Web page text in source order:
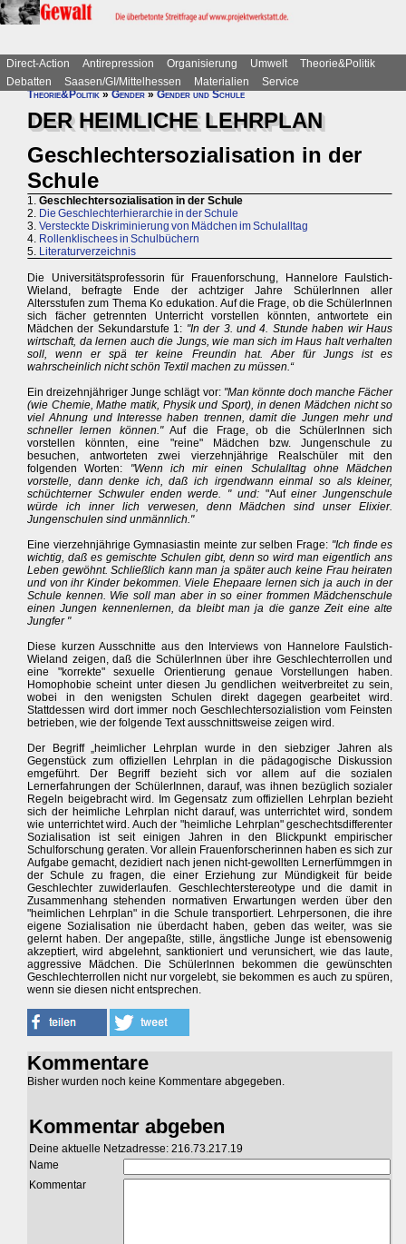
Direct-Action Antirepression Organisierung Umwelt
Theorie&Politik
Debatten
Saasen/GI/Mittelhessen Materialien
Service
Theorie&Politik»Gender»Gender und Schule
DER HEIMLICHE LEHRPLAN
Geschlechtersozialisation in der
Schule
1. Geschlechtersozialisation in der Schule
2. Die Geschlechterhierarchie in der Schule
3. Versteckte Diskriminierung von Mädchen im Schulalltag
4. Rollenklischees in Schulbüchern
5. Literaturverzeichnis
Die Universitätsprofessorin für Frauenforschung, Hannelore Faulstich-
Wieland, befragte Ende der achtziger Jahre SchülerInnen aller
Altersstufen zum Thema Ko edukation. Auf die Frage, ob die SchülerInnen
sich fächer getrennten Unterricht vorstellen könnten, antwortete ein
Mädchen der Sekundarstufe 1: "In der 3. und 4. Stunde haben wir Haus
wirtschaft, da lernen auch die Jungs, wie man sich im Haus halt verhalten
soll, wenn er spä ter keine Freundin hat. Aber für Jungs ist es
wahrscheinlich nicht schön Textil machen zu müssen.“
Ein dreizehnjähriger Junge schlägt vor: "Man könnte doch manche Fächer
(wie Chemie, Mathe matik, Physik und Sport), in denen Mädchen nicht so
viel Ahnung und Interesse haben trennen, damit die Jungen mehr und
schneller lernen können."Auf die Frage, ob die SchülerInnen sich
vorstellen könnten, eine "reine" Mädchen bzw. Jungenschule zu
besuchen, antworteten zwei vierzehnjährige Realschüler mit den
folgenden Worten:
"Wenn ich mir einen Schulalltag ohne Mädchen
vorstelle, dann denke ich, daß ich irgendwann einmal so als kleiner,
schüchterner Schwuler enden werde. " und:"Aufeiner Jungenschule
würde ich inner lich verwesen, denn Mädchen sind unser Elixier.
Jungenschulen sind unmännlich."
Eine vierzehnjährige Gymnasiastin meinte zur selben Frage: "Ich finde es
wichtig, daß es gemischte Schulen gibt, denn so wird man eigentlich ans
Leben gewöhnt. Schließlich kann man ja später auch keine Frau heiraten
und von ihr Kinder bekommen. Viele Ehepaare lernen sich ja auch in der
Schule kennen. Wie soll man aber in so einer frommen Mädchenschule
einen Jungen kennenlernen, da bleibt man ja die ganze Zeit eine alte
Jungfer "
Diese kurzen Ausschnitte aus den Interviews von Hannelore Faulstich-
Wieland zeigen, daß die SchülerInnen über ihre Geschlechterrollen und
eine "korrekte" sexuelle Orientierung genaue Vorstellungen haben.
Homophobie scheint unter diesen Ju gendlichen weitverbreitet zu sein,
wobei in den wenigsten Schulen direkt dagegen gearbeitet wird.
Stattdessen wird dort immer noch Geschlechtersozialistion vom Feinsten
betrieben, wie der folgende Text ausschnittsweise zeigen wird.
Der Begriff „heimlicher Lehrplan wurde in den siebziger Jahren als
Gegenstück zum offiziellen Lehrplan in die pädagogische Diskussion
emgeführt. Der Begriff bezieht sich vor allem auf die sozialen
Lernerfahrungen der SchülerInnen, darauf, was ihnen bezüglich sozialer
Regeln beigebracht wird. Im Gegensatz zum offiziellen Lehrplan bezieht
sich der heimliche Lehrplan nicht darauf, was unterrichtet wird, sondem
wie unterrichtet wird. Auch der "heimliche Lehrplan" geschechtsdifferenter
Sozialisation ist seit einigen Jahren in den Blickpunkt empirischer
Schulforschung geraten. Vor allein Frauenforscherinnen haben es sich zur
Aufgabe gemacht, dezidiert nach jenen nicht-gewollten Lernerfümmgen in
der Schule zu fragen, die einer Erziehung zur Mündigkeit für beide
Geschlechter zuwiderlaufen. Geschlechterstereotype und die damit in
Zusammenhang stehenden normativen Erwartungen werden über den
"heimlichen Lehrplan" in die Schule transportiert. Lehrpersonen, die ihre
eigene Sozialisation nie überdacht haben, geben das weiter, was sie
gelernt haben. Der angepaßte, stille, ängstliche Junge ist ebensowenig
akzeptiert, wird abgelehnt, sanktioniert und verunsichert, wie das laute,
aggressive Mädchen. Die Schülerlnnen bekommen die gewünschten
Geschlechterrollen nicht nur vorgelebt, sie bekommen es auch zu spüren,
wenn sie diesen nicht entsprechen.
Kommentare
Bisher wurden noch keine Kommentare abgegeben.
Kommentar abgeben
Deine aktuelle Netzadresse: 216.73.217.19
Name
Kommentar